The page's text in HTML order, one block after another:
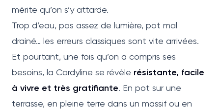
mérite qu’on s’y attarde.
Trop d’eau, pas assez de lumière, pot mal
drainé… les erreurs classiques sont vite arrivées.
Et pourtant, une fois qu’on a compris ses
besoins, la Cordyline se révèle résistante, facile
à vivre et très gratifiante. En pot sur une
terrasse, en pleine terre dans un massif ou en